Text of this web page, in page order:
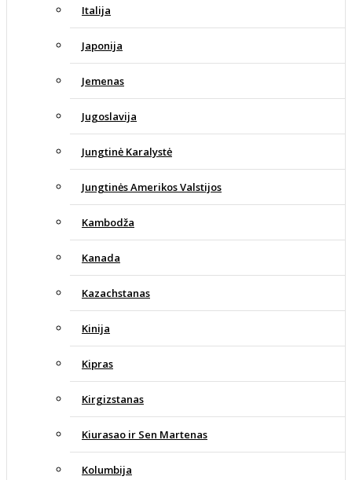
Italija
Japonija
Jemenas
Jugoslavija
Jungtinė Karalystė
Jungtinės Amerikos Valstijos
Kambodža
Kanada
Kazachstanas
Kinija
Kipras
Kirgizstanas
Kiurasao ir Sen Martenas
Kolumbija